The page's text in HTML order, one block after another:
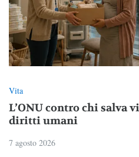
Vita
L’ONU contro chi salva
diritti umani
7 agosto 2026